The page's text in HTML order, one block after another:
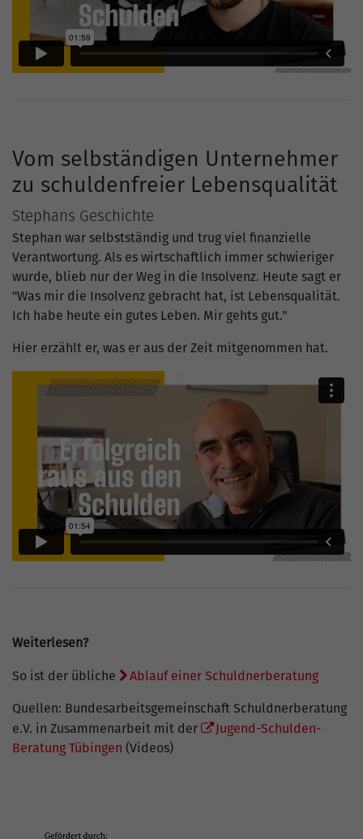
Vom selbständigen Unternehmer
zu schuldenfreier Lebensqualität
Stephans Geschichte
Stephan war selbstständig und trug viel finanzielle
Verantwortung. Als es wirtschaftlich immer schwieriger
wurde, blieb nur der Weg in die Insolvenz. Heute sagt er
"Was mir die Insolvenz gebracht hat, ist Lebensqualität.
Ich habe heute ein gutes Leben. Mir gehts gut."
Hier erzählt er, was er aus der Zeit mitgenommen hat.
Weiterlesen?
So ist der übliche Ablauf einer Schuldnerberatung
Quellen: Bundesarbeitsgemeinschaft Schuldnerberatung
e.V. in Zusammenarbeit mit der
Jugend-Schulden-
Beratung Tübingen (Videos)